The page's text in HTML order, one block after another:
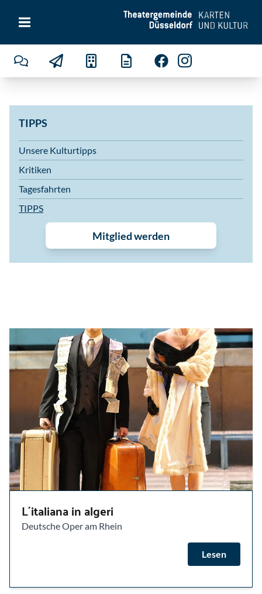
TIPPS
Unsere Kulturtipps
Kritiken
Tagesfahrten
TIPPS
Mitglied werden
L´italiana in algeri
Deutsche Oper am Rhein
Lesen